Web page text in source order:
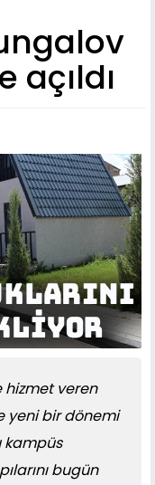
açıldı
hizmet veren
yeni bir dönemi
kampüs
bugün